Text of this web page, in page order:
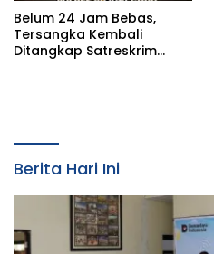
Belum 24 Jam Bebas,
Tersangka Kembali
Ditangkap Satreskrim
Berita Hari Ini